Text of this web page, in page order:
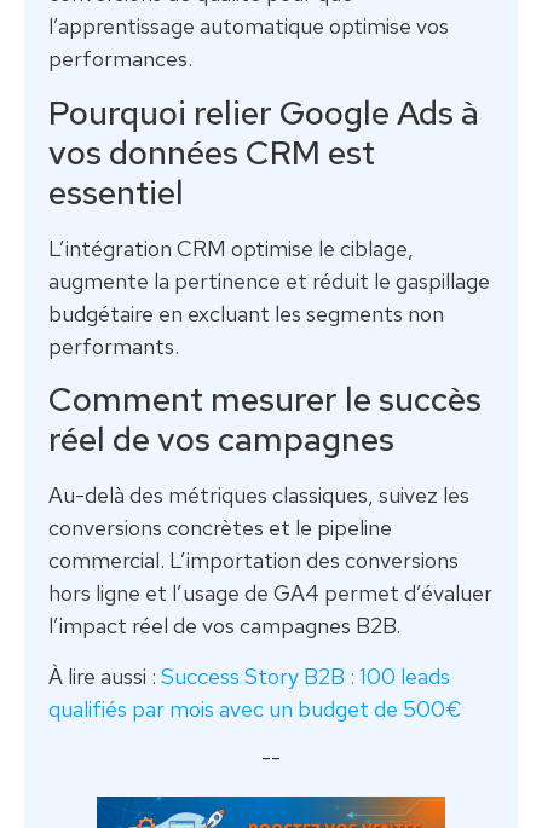
l’apprentissage automatique optimise vos
performances.
Pourquoi relier Google Ads à
vos données CRM est
essentiel
L’intégration CRM optimise le ciblage,
augmente la pertinence et réduit le gaspillage
budgétaire en excluant les segments non
performants.
Comment mesurer le succès
réel de vos campagnes
Au-delà des métriques classiques, suivez les
conversions concrètes et le pipeline
commercial. L’importation des conversions
hors ligne et l’usage de GA4 permet d’évaluer
l’impact réel de vos campagnes B2B.
À lire aussi : Success Story B2B : 100 leads
qualifiés par mois avec un budget de 500€
--